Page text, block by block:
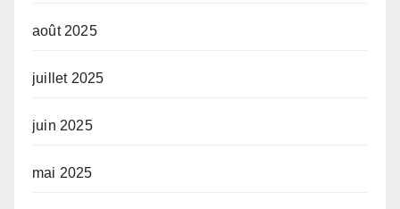
août 2025
juillet 2025
juin 2025
mai 2025